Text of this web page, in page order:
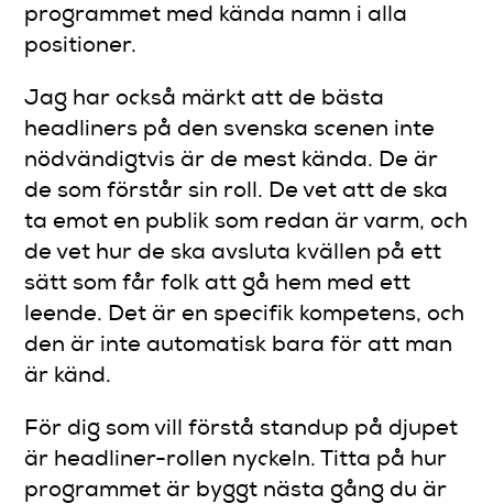
programmet med kända namn i alla
positioner.
Jag har också märkt att de bästa
headliners på den svenska scenen inte
nödvändigtvis är de mest kända. De är
de som förstår sin roll. De vet att de ska
ta emot en publik som redan är varm, och
de vet hur de ska avsluta kvällen på ett
sätt som får folk att gå hem med ett
leende. Det är en specifik kompetens, och
den är inte automatisk bara för att man
är känd.
För dig som vill förstå standup på djupet
är headliner-rollen nyckeln. Titta på hur
programmet är byggt nästa gång du är